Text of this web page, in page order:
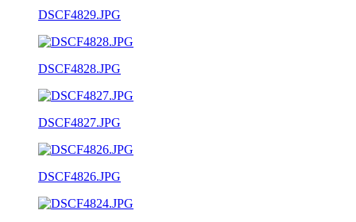
DSCF4829.JPG
DSCF4828.JPG
DSCF4827.JPG
DSCF4826.JPG